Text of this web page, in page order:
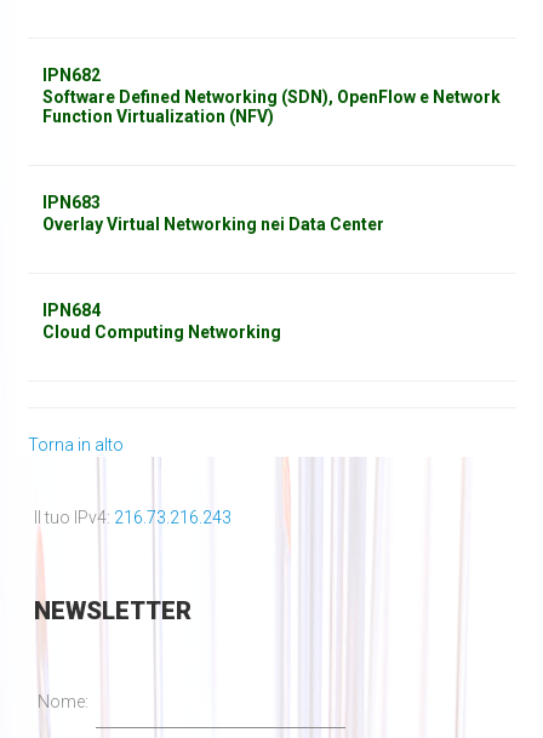
IPN682
Software Defined Networking (SDN), OpenFlow e Network
Function Virtualization (NFV)
IPN683
Overlay Virtual Networking nei Data Center
IPN684
Cloud Computing Networking
Torna in alto
Il tuo IPv4: 216.73.216.243
NEWSLETTER
Nome: